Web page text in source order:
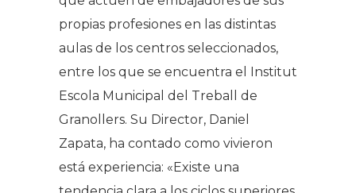
propias profesiones en las distintas
aulas de los centros seleccionados,
entre los que se encuentra el Institut
Escola Municipal del Treball de
Granollers. Su Director, Daniel
Zapata, ha contado como vivieron
está experiencia: «Existe una